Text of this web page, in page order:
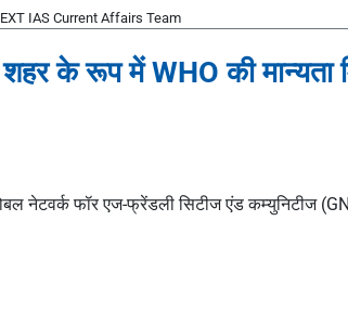
IAS Current Affairs Team
के रूप में WHO की मान्यता
नेटवर्क फॉर एज-फ्रेंडली सिटीज एंड कम्युनिटीज